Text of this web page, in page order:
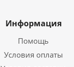
Информация
Помощь
Условия оплаты